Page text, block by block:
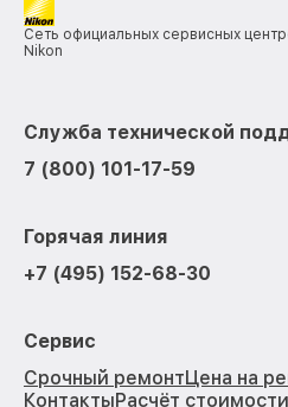
Сеть официальных сервисных
Nikon
Служба технической
7 (800) 101-17-59
Горячая линия
+7 (495) 152-68-30
Сервис
Срочный ремонтЦена на
КонтактыРасчёт стоимости